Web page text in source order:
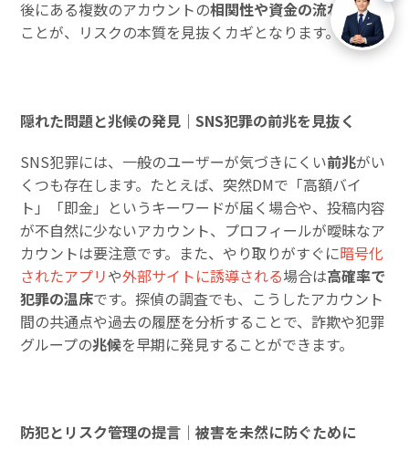
後にある複数のアカウントの相関性や資金の流れ
を追う
ことが、リスクの本質を見抜くカギとなります。
隠れた問題と兆候の発見｜SNS犯罪の前兆を見抜く
SNS犯罪には、一般のユーザーが気づきにくい前兆がい
くつも存在します。たとえば、突然DMで「高額バイ
ト」「即金」というキーワードが届く場合や、投稿内容
が不自然に少ないアカウント、プロフィールが曖昧なア
カウントは要注意です。また、やり取りがすぐに暗号化
されたアプリや外部サイトに誘導される場合は高確率で
犯罪の温床です。探偵の調査でも、こうしたアカウント
間の共通点や過去の履歴を分析することで、詐欺や犯罪
グループの兆候を早期に発見することができます。
防犯とリスク管理の提言｜被害を未然に防ぐために